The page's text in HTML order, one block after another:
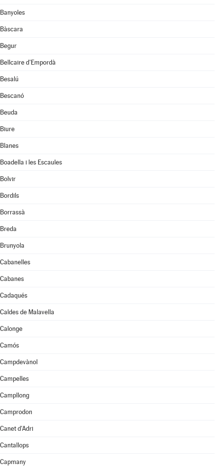
Banyoles
Bàscara
Begur
Bellcaire d'Empordà
Besalú
Bescanó
Beuda
Biure
Blanes
Boadella i les Escaules
Bolvir
Bordils
Borrassà
Breda
Brunyola
Cabanelles
Cabanes
Cadaqués
Caldes de Malavella
Calonge
Camós
Campdevànol
Campelles
Campllong
Camprodon
Canet d'Adri
Cantallops
Capmany